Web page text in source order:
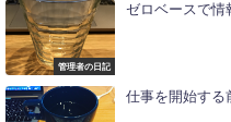
管理者の日記
ゼロベースで情
仕事を開始する